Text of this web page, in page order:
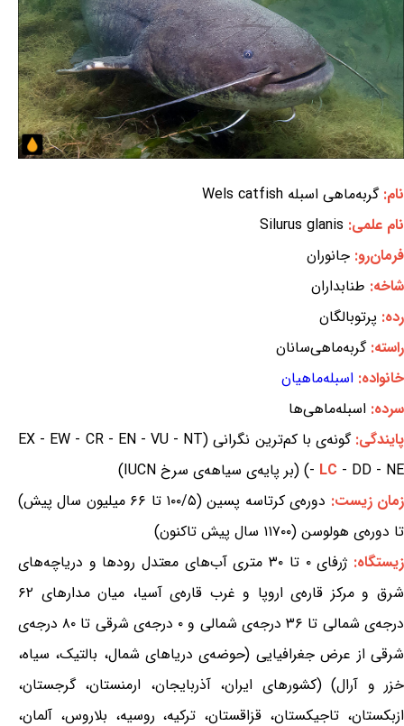
نام:گربه‌ماهی اسبله Wels catfish
نام علمی: Silurus glanis
فرمان‌رو: جانوران
شاخه: طنابداران
رده: پرتوبالگان
راسته:گربه‌ماهی‌سانان
خانواده: اسبله‌ماهیان
سرده: اسبله‌ماهی‌ها
پایندگی:
گونه‌ی با کم‌ترین نگرانی (EX - EW - CR - EN - VU - NT
- LC - DD - NE) (بر پایه‌ی سیاهه‌ی سرخ IUCN)
زمان زیست:
دوره‌ی کرتاسه پسین (۱۰۰/۵ تا ۶۶ میلیون سال پیش)
تا دوره‌ی هولوسن (۱۱۷۰۰ سال پیش تاکنون)
زیستگاه:
ژرفای ۰ تا ۳۰ متری آب‌های معتدل رودها و دریاچه‌های
شرق و مرکز قاره‌ی اروپا و غرب قاره‌ی آسیا، میان مدارهای ۶۲
درجه‌ی شمالی تا ۳۶ درجه‌ی شمالی و ۰ درجه‌ی شرقی تا ۸۰ درجه‌ی
شرقی از عرض جغرافیایی (حوضه‌ی دریاهای شمال، بالتیک، سیاه،
خزر و آرال) (کشورهای ایران، آذربایجان، ارمنستان، گرجستان،
ازبکستان، تاجیکستان، قزاقستان، ترکیه، روسیه، بلاروس، آلمان،